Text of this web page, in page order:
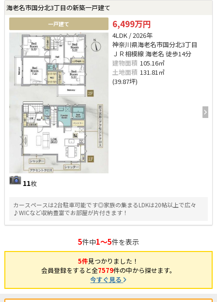
海老名市国分北3丁目の新築一戸建て
一戸建て
11枚
6,499万円
4LDK / 2026年
神奈川県海老名市国分北3丁目
ＪＲ相模線 海老名 徒歩14分
建物面積 105.16㎡
土地面積 131.81㎡
(39.87坪)
カースペースは2台駐車可能です◎家族の集まるLDKは20帖以上で広々
♪WICなど収納豊富でお部屋が片付きます！
5件中1～5件を表示
5件見つかりました！
会員登録をすると全7579件の中から探せます。
今すぐ見る